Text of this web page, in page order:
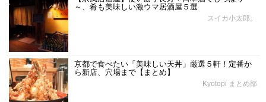
～、肴も美味しい激ウマ居酒屋５選
スイカ小太郎。
京都で食べたい「美味しい天丼」厳選５軒！定番か
ら新店、穴場まで【まとめ】
Kyotopi まとめ部